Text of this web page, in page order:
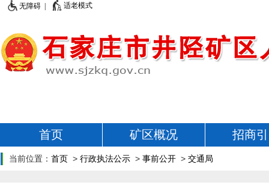
无障碍 | 适老模式
首页 矿区概况 招商
当前位置： 首页 > 行政执法公示 > 事前公开 > 交通局